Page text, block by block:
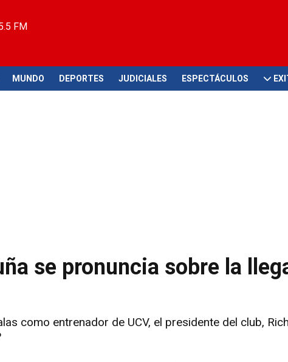
FM
MUNDO DEPORTES JUDICIALES ESPECTÁCULOS
se pronuncia sobre la
como entrenador de UCV, el presidente del club,